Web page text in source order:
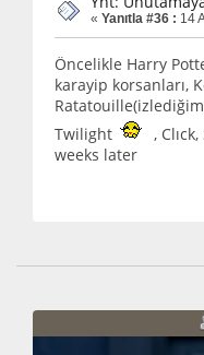
« Yanıtla #36 : 14
Öncelikle Harry
karayip korsanları,
Twilight
,
weeks later